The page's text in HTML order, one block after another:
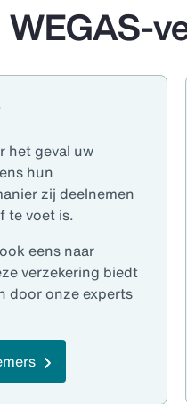
WEGAS-
het geval uw
hun
zij deelnemen
te voet is.
eens naar
verzekering biedt
door onze experts